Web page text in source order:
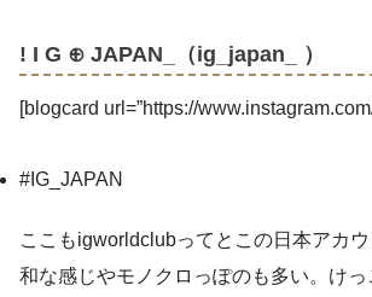
! I G ⊕ JAPAN_（ig_japan_ ）
[blogcard url=”https://
#IG_JAPAN
ここもigworldclubってとこの日本アカウ
和な感じやモノクロっぽのも多い。け